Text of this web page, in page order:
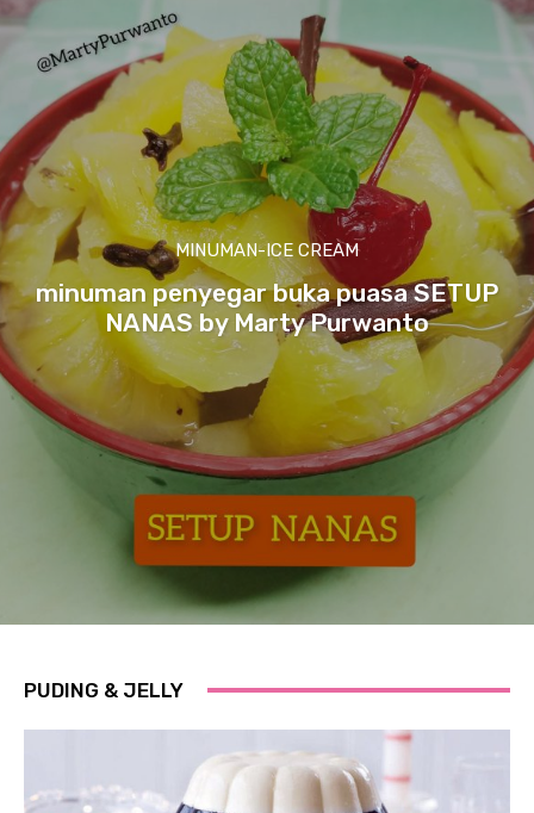
MINUMAN-ICE CREAM
minuman penyegar buka puasa SETUP
NANAS by Marty Purwanto
PUDING & JELLY